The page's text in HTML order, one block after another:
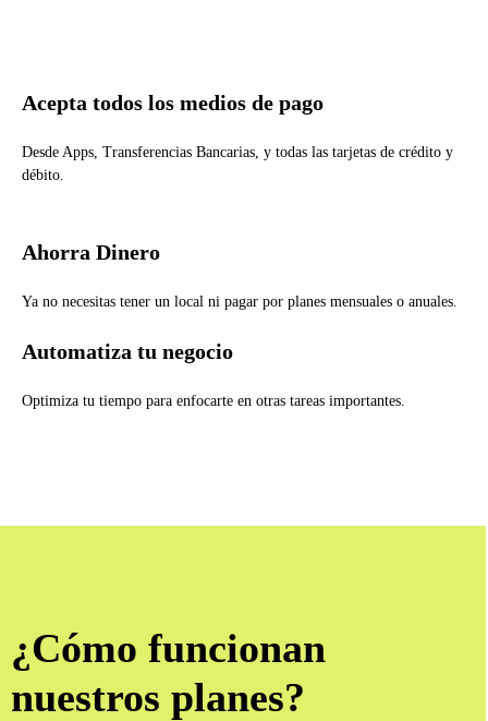
Acepta todos los medios de pago
Desde Apps, Transferencias Bancarias, y todas las tarjetas de crédito y
débito.
Ahorra Dinero
Ya no necesitas tener un local ni pagar por planes mensuales o anuales.
Automatiza tu negocio
Optimiza tu tiempo para enfocarte en otras tareas importantes.
¿Cómo funcionan
nuestros planes?